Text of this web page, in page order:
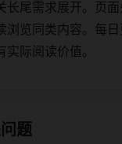
长尾需求展开。页
浏览同类内容。每
实际阅读价值。
题